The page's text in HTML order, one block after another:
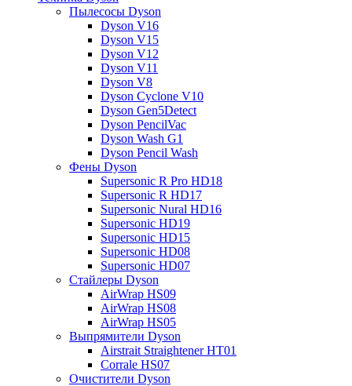
Пылесосы Dyson
Dyson V16
Dyson V15
Dyson V12
Dyson V11
Dyson V8
Dyson Cyclone V10
Dyson Gen5Detect
Dyson PencilVac
Dyson Wash G1
Dyson Pencil Wash
Фены Dyson
Supersonic R Pro HD18
Supersonic R HD17
Supersonic Nural HD16
Supersonic HD19
Supersonic HD15
Supersonic HD08
Supersonic HD07
Стайлеры Dyson
AirWrap HS09
AirWrap HS08
AirWrap HS05
Выпрямители Dyson
Airstrait Straightener HT01
Corrale HS07
Очистители Dyson